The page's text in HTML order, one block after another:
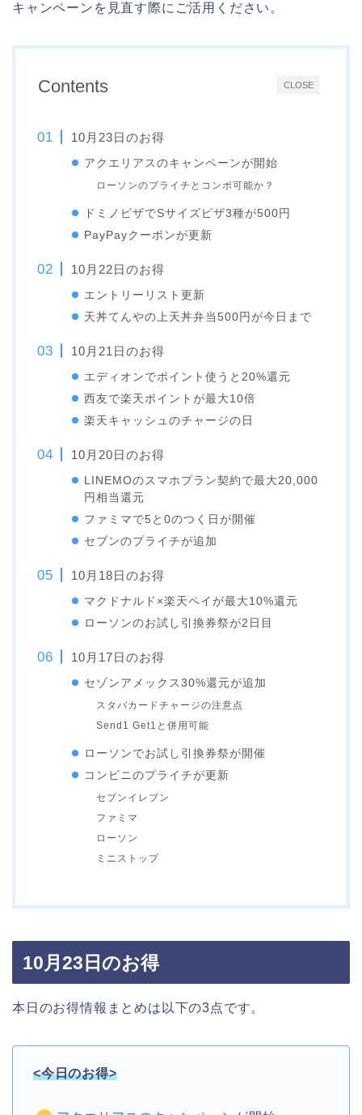
キャンペーンを見直す際にご活用ください。
CLOSE
Contents
10月23日のお得
アクエリアスのキャンペーンが開始
ローソンのプライチとコンボ可能か？
ドミノピザでSサイズピザ3種が500円
PayPayクーポンが更新
10月22日のお得
エントリーリスト更新
天丼てんやの上天丼弁当500円が今日まで
10月21日のお得
エディオンでポイント使うと20%還元
西友で楽天ポイントが最大10倍
楽天キャッシュのチャージの日
10月20日のお得
LINEMOのスマホプラン契約で最大20,000
円相当還元
ファミマで5と0のつく日が開催
セブンのプライチが追加
10月18日のお得
マクドナルド×楽天ペイが最大10%還元
ローソンのお試し引換券祭が2日目
10月17日のお得
セゾンアメックス30%還元が追加
スタバカードチャージの注意点
Send1 Get1と併用可能
ローソンでお試し引換券祭が開催
コンビニのプライチが更新
セブンイレブン
ファミマ
ローソン
ミニストップ
10月23日のお得
本日のお得情報まとめは以下の3点です。
<今日のお得>